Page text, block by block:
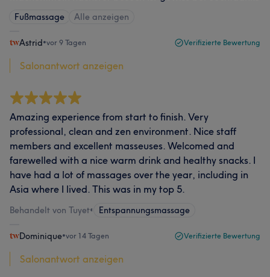
Fußmassage Alle anzeigen
Astrid•vor 9 Tagen Verifizierte Bewertung
Salonantwort anzeigen
Amazing experience from start to finish. Very
professional, clean and zen environment. Nice staff
members and excellent masseuses. Welcomed and
farewelled with a nice warm drink and healthy snacks. I
have had a lot of massages over the year, including in
Asia where I lived. This was in my top 5.
Behandelt von Tuyet• Entspannungsmassage
Dominique•vor 14 Tagen Verifizierte Bewertung
Salonantwort anzeigen